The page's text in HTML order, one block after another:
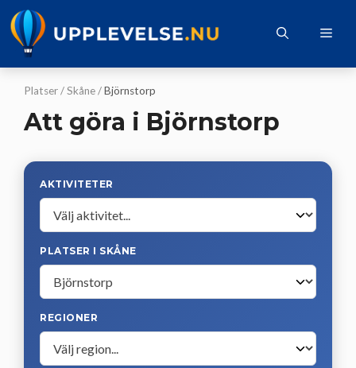
Hoppa
till
innehåll
Platser/Skåne/Björnstorp
Att göra i Björnstorp
AKTIVITETER
PLATSER I SKÅNE
REGIONER